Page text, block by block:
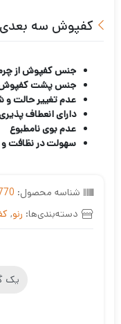
کفپوش سه بعدی
جنس کفپوش از
جنس پشت کفپوش
عدم تغییر حالت
دارای انعطاف پذیری
عدم بوی نامطبوع
سهولت در نظافت
شناسه محصول:
دسته‌بندی‌ها: رنو,